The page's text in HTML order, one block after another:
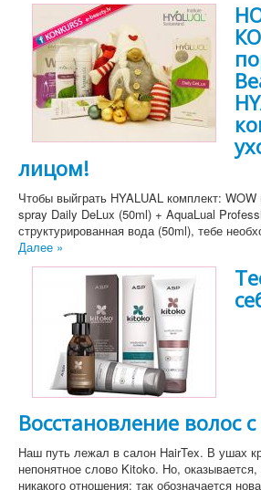
лицом!
Чтобы выйграть HYALUAL комплект:
spray Daily DeLux (50ml) + AquaLual
структурированная вода (50ml), тебе
Далее »
Восстановление волос
Наш путь лежал в салон HairTex. В ушах
непонятное слово Kitoko. Но,
никакого отношения: так обозначается